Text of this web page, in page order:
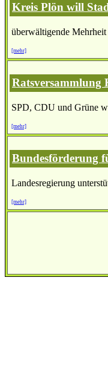
Kreis Plön will
überwältigende
[mehr]
Ratsversammlung
SPD, CDU und Grüne
[mehr]
Bundesförderung
Landesregierung
[mehr]